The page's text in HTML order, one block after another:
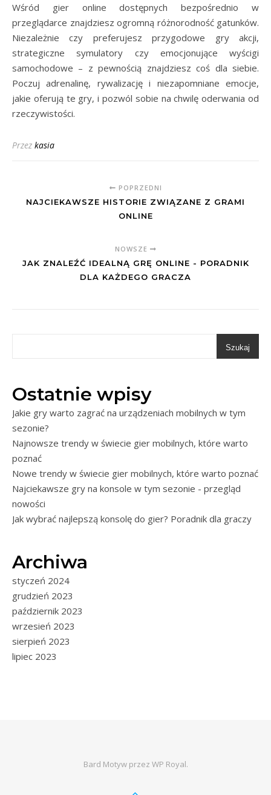
Wśród gier online dostępnych bezpośrednio w
przeglądarce znajdziesz ogromną różnorodność gatunków.
Niezależnie czy preferujesz przygodowe gry akcji,
strategiczne symulatory czy emocjonujące wyścigi
samochodowe – z pewnością znajdziesz coś dla siebie.
Poczuj adrenalinę, rywalizację i niezapomniane emocje,
jakie oferują te gry, i pozwól sobie na chwilę oderwania od
rzeczywistości.
Przez kasia
POPRZEDNI
NAJCIEKAWSZE HISTORIE ZWIĄZANE Z GRAMI
ONLINE
NOWSZE
JAK ZNALEŹĆ IDEALNĄ GRĘ ONLINE - PORADNIK
DLA KAŻDEGO GRACZA
Szukaj
Ostatnie wpisy
Jakie gry warto zagrać na urządzeniach mobilnych w tym
sezonie?
Najnowsze trendy w świecie gier mobilnych, które warto
poznać
Nowe trendy w świecie gier mobilnych, które warto poznać
Najciekawsze gry na konsole w tym sezonie - przegląd
nowości
Jak wybrać najlepszą konsolę do gier? Poradnik dla graczy
Archiwa
styczeń 2024
grudzień 2023
październik 2023
wrzesień 2023
sierpień 2023
lipiec 2023
Bard Motyw przez WP Royal.